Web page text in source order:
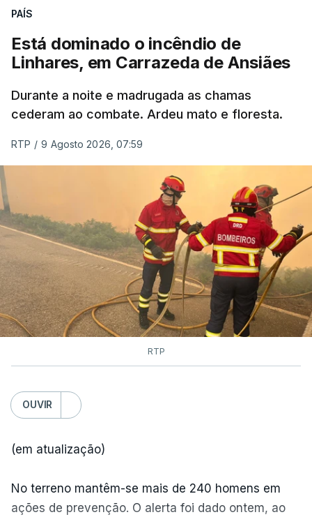
ESTE CONTEÚDO ESTÁ NESTE
PAÍS
Está dominado o incêndio de
Linhares, em Carrazeda de Ansiães
Durante a noite e madrugada as chamas
cederam ao combate. Ardeu mato e floresta.
RTP / 9 Agosto 2026, 07:59
RTP
OUVIR
(em atualização)
No terreno mantêm-se mais de 240 homens em
ações de prevenção. O alerta foi dado ontem, ao